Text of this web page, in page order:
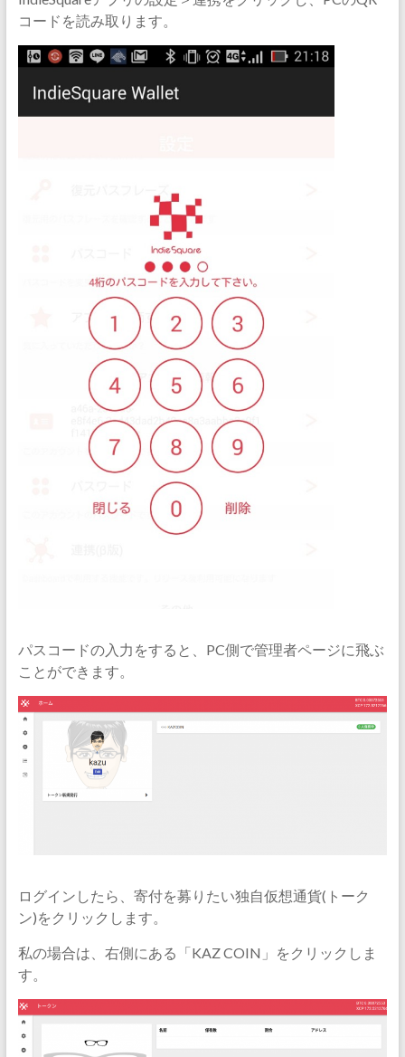
コードを読み取ります。
パスコードの入力をすると、PC側で管理者ページに飛ぶ
ことができます。
ログインしたら、寄付を募りたい独自仮想通貨(トーク
ン)をクリックします。
私の場合は、右側にある「KAZ COIN」をクリックしま
す。